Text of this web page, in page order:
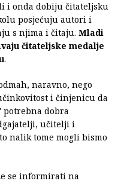
i onda dobiju čitateljsku
posjećuju autori i
s njima i čitaju. Mladi
čitateljske medalje
.
naravno, nego
i činjenicu da
potrebna dobra
učitelji i
nalik tome mogli bismo
se informirati na